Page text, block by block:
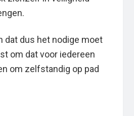
dat dus het nodige moet
om dat voor iedereen
om zelfstandig op pad